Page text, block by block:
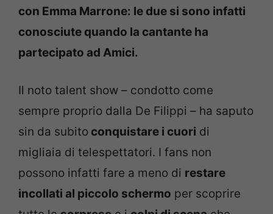
con Emma Marrone: le due si sono infatti
conosciute quando la cantante ha
partecipato ad Amici.
Il noto talent show – condotto come
sempre proprio dalla De Filippi – ha saputo
sin da subito conquistare i cuori di
migliaia di telespettatori. I fans non
possono infatti fare a meno di restare
incollati al piccolo schermo per scoprire